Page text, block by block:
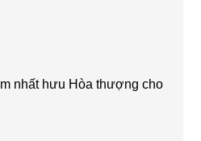
nhất hưu Hòa thượng cho